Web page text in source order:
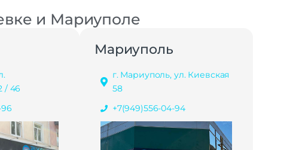
и Мариуполе
/ 46
Мариуполь
г. Мариуполь, ул. Киевская
58
+7(949)556-04-94